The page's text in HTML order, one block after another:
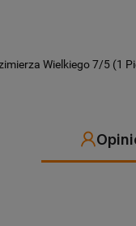
Wielkiego 7/5 (1